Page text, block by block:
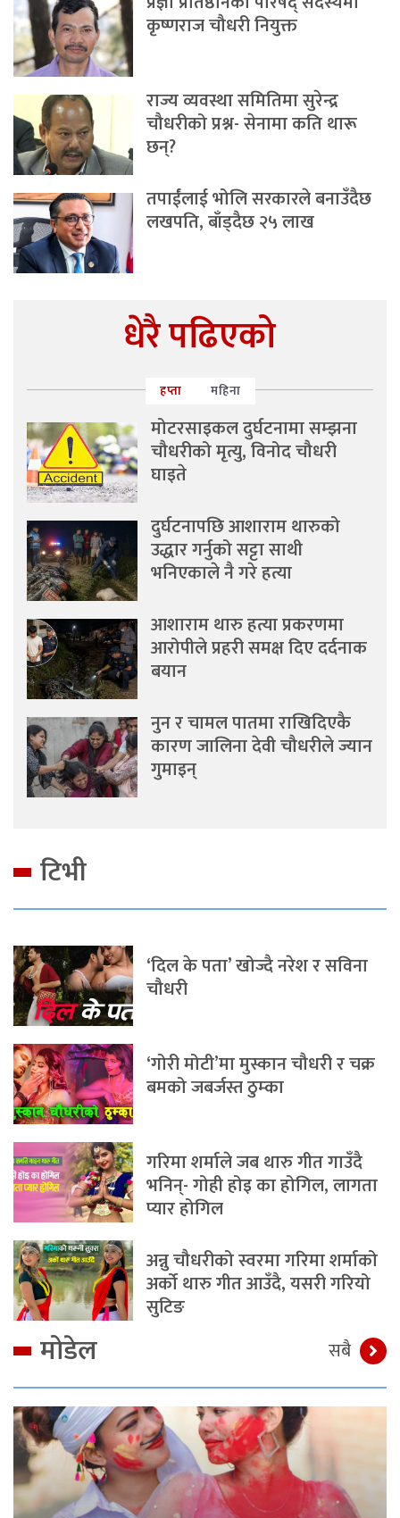
कृष्णराज चौधरी नियुक्त
राज्य व्यवस्था समितिमा सुरेन्द्र
चौधरीको प्रश्न- सेनामा कति थारू
छन्?
तपाईंलाई भोलि सरकारले बनाउँदैछ
लखपति, बाँड्दैछ २५ लाख
धेरै पढिएको
हप्ता महिना
मोटरसाइकल दुर्घटनामा सम्झना
चौधरीको मृत्यु, विनोद चौधरी
घाइते
दुर्घटनापछि आशाराम थारुको
उद्धार गर्नुको सट्टा साथी
भनिएकाले नै गरे हत्या
आशाराम थारु हत्या प्रकरणमा
आरोपीले प्रहरी समक्ष दिए दर्दनाक
बयान
नुन र चामल पातमा राखिदिएकै
कारण जालिना देवी चौधरीले ज्यान
गुमाइन्
टिभी
‘दिल के पता’ खोज्दै नरेश र सविना
चौधरी
‘गोरी मोटी’मा मुस्कान चौधरी र चक्र
बमको जबर्जस्त ठुम्का
गरिमा शर्माले जब थारु गीत गाउँदै
भनिन्- गोही होइ का होगिल, लागता
प्यार होगिल
अन्नु चौधरीको स्वरमा गरिमा शर्माको
अर्को थारु गीत आउँदै, यसरी गरियो
सुटिङ
मोडेल सबै